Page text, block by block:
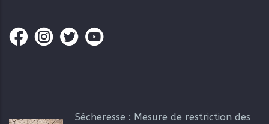
Sécheresse : Mesure de restriction des